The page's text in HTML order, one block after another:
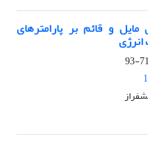
و قائم بر پارامترهای
انرژی
71-93